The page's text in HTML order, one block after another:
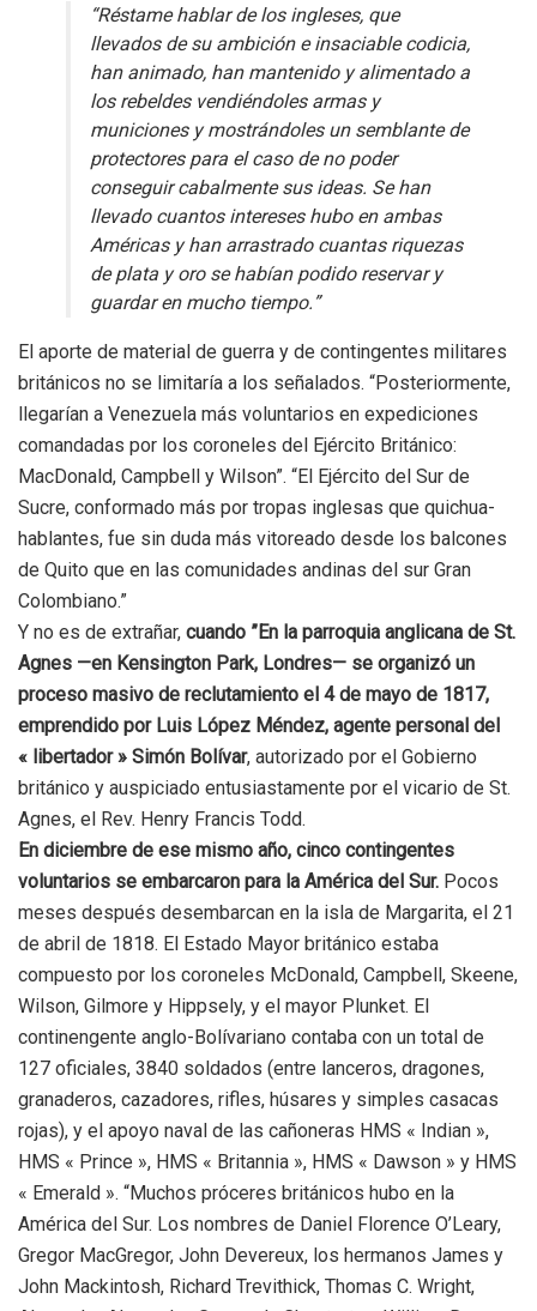
“Réstame hablar de los ingleses, que
llevados de su ambición e insaciable codicia,
han animado, han mantenido y alimentado a
los rebeldes vendiéndoles armas y
municiones y mostrándoles un semblante de
protectores para el caso de no poder
conseguir cabalmente sus ideas. Se han
llevado cuantos intereses hubo en ambas
Américas y han arrastrado cuantas riquezas
de plata y oro se habían podido reservar y
guardar en mucho tiempo.”
El aporte de material de guerra y de contingentes militares
británicos no se limitaría a los señalados. “Posteriormente,
llegarían a Venezuela más voluntarios en expediciones
comandadas por los coroneles del Ejército Británico:
MacDonald, Campbell y Wilson”. “El Ejército del Sur de
Sucre, conformado más por tropas inglesas que quichua-
hablantes, fue sin duda más vitoreado desde los balcones
de Quito que en las comunidades andinas del sur Gran
Colombiano.”
Y no es de extrañar, cuando ”En la parroquia anglicana de St.
Agnes —en Kensington Park, Londres— se organizó un
proceso masivo de reclutamiento el 4 de mayo de 1817,
emprendido por Luis López Méndez, agente personal del
« libertador » Simón Bolívar, autorizado por el Gobierno
británico y auspiciado entusiastamente por el vicario de St.
Agnes, el Rev. Henry Francis Todd.
En diciembre de ese mismo año, cinco contingentes
voluntarios se embarcaron para la América del Sur. Pocos
meses después desembarcan en la isla de Margarita, el 21
de abril de 1818. El Estado Mayor británico estaba
compuesto por los coroneles McDonald, Campbell, Skeene,
Wilson, Gilmore y Hippsely, y el mayor Plunket. El
continengente anglo-Bolívariano contaba con un total de
127 oficiales, 3840 soldados (entre lanceros, dragones,
granaderos, cazadores, rifles, húsares y simples casacas
rojas), y el apoyo naval de las cañoneras HMS « Indian »,
HMS « Prince », HMS « Britannia », HMS « Dawson » y HMS
« Emerald ». “Muchos próceres británicos hubo en la
América del Sur. Los nombres de Daniel Florence O’Leary,
Gregor MacGregor, John Devereux, los hermanos James y
John Mackintosh, Richard Trevithick, Thomas C. Wright,